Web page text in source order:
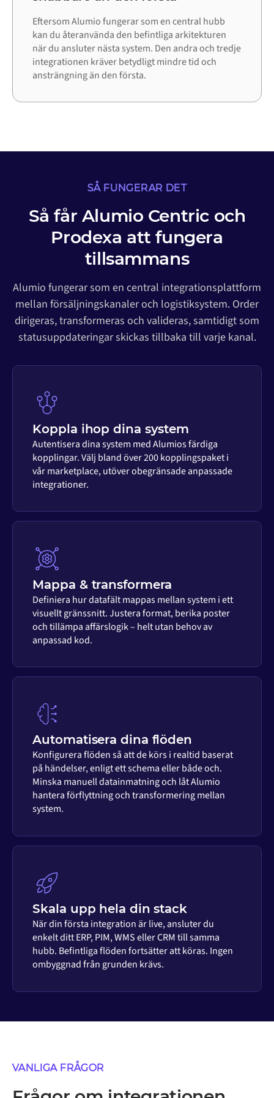
Eftersom Alumio fungerar som en central hubb
kan du återanvända den befintliga arkitekturen
när du ansluter nästa system. Den andra och tredje
integrationen kräver betydligt mindre tid och
ansträngning än den första.
SÅ FUNGERAR DET
Så får Alumio Centric och
Prodexa att fungera
tillsammans
Alumio fungerar som en central integrationsplattform
mellan försäljningskanaler och logistiksystem. Order
dirigeras, transformeras och valideras, samtidigt som
statusuppdateringar skickas tillbaka till varje kanal.
Koppla ihop dina system
Autentisera dina system med Alumios färdiga
kopplingar. Välj bland över 200 kopplingspaket i
vår marketplace, utöver obegränsade anpassade
integrationer.
Mappa & transformera
Definiera hur datafält mappas mellan system i ett
visuellt gränssnitt. Justera format, berika poster
och tillämpa affärslogik – helt utan behov av
anpassad kod.
Automatisera dina flöden
Konfigurera flöden så att de körs i realtid baserat
på händelser, enligt ett schema eller både och.
Minska manuell datainmatning och låt Alumio
hantera förflyttning och transformering mellan
system.
Skala upp hela din stack
När din första integration är live, ansluter du
enkelt ditt ERP, PIM, WMS eller CRM till samma
hubb. Befintliga flöden fortsätter att köras. Ingen
ombyggnad från grunden krävs.
VANLIGA FRÅGOR